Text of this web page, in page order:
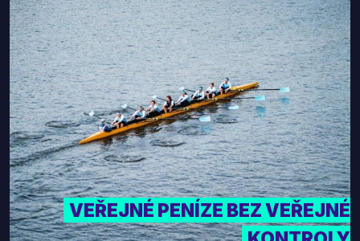
VEŘEJNÉ PENÍZE BEZ VEŘEJNÉ